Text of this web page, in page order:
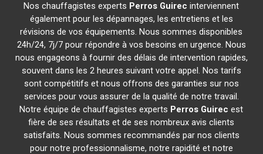
Nos chauffagistes experts Perros Guirec interviennent
également pour les dépannages, les entretiens et les
révisions de vos équipements. Nous sommes disponibles
24h/24, 7j/7 pour répondre à vos besoins en urgence. Nous
nous engageons à fournir des délais de intervention rapides,
souvent dans les 2 heures suivant votre appel. Nos tarifs
sont compétitifs et nous offrons des garanties sur nos
services pour vous assurer de la qualité de notre travail.
Notre équipe de chauffagistes experts Perros Guirec est
fière de ses résultats et de ses nombreux avis clients
satisfaits. Nous sommes recommandés par nos clients
pour notre professionnalisme, notre rapidité et notre